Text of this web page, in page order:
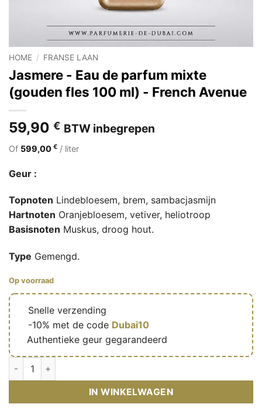
HOME / FRANSE LAAN
Jasmere - Eau de parfum mixte
(gouden fles 100 ml) - French Avenue
59,90 € BTW inbegrepen
Of 599,00 € / liter
Geur :
Topnoten Lindebloesem, brem, sambacjasmijn
Hartnoten Oranjebloesem, vetiver, heliotroop
Basisnoten Muskus, droog hout.
Type Gemengd.
Op voorraad
Snelle verzending
-10% met de code Dubai10
Authentieke geur gegarandeerd
Jasmere – Eau de parfum mixte (flacon doré 100 ml) – French
IN WINKELWAGEN